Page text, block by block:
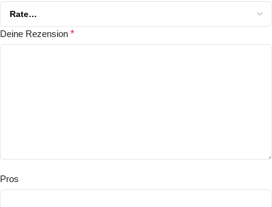
Deine Rezension *
Pros